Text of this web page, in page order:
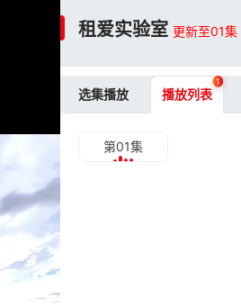
租爱实验室 更新至01集
选集播放 播放列表
1
第01集